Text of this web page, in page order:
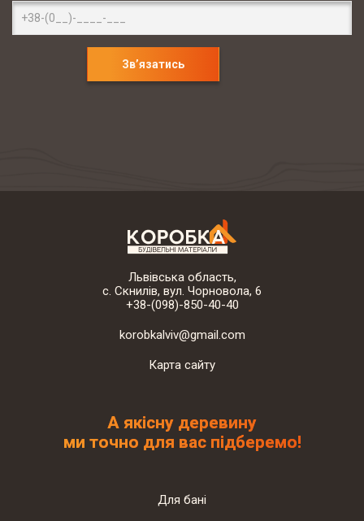
Львівська область,
с. Скнилів, вул. Чорновола, 6
+38-(098)-850-40-40
korobkalviv@gmail.com
Карта сайту
А якісну деревину
ми точно для вас підберемо!
Для бані